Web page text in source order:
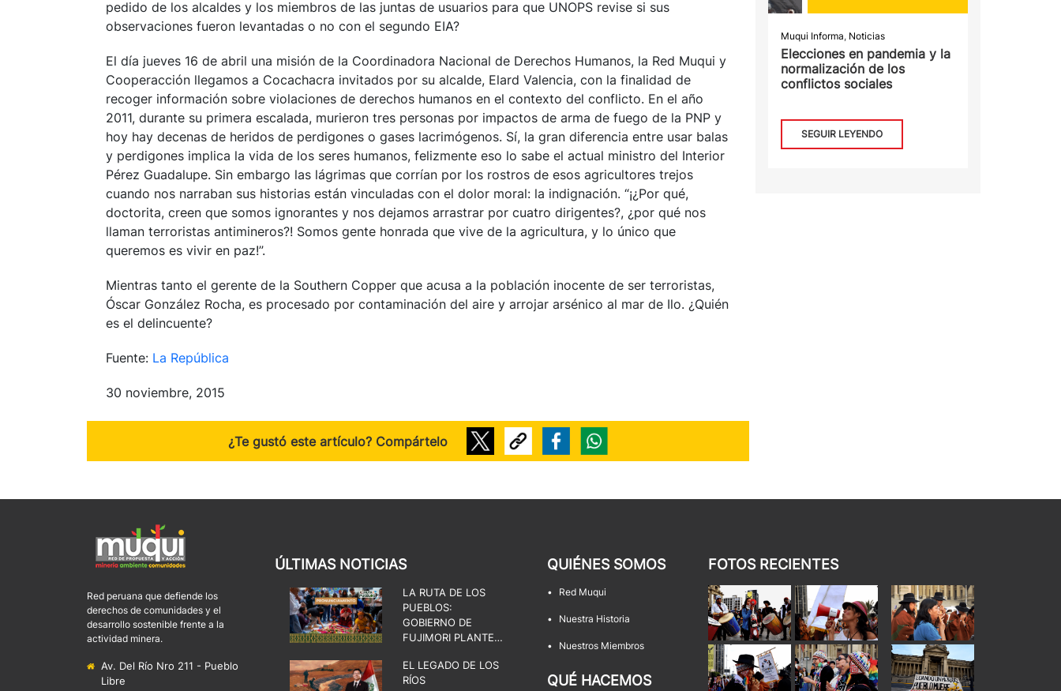
pedido de los alcaldes y los miembros de las juntas de usuarios para que UNOPS revise si sus
observaciones fueron levantadas o no con el segundo EIA?
El día jueves 16 de abril una misión de la Coordinadora Nacional de Derechos Humanos, la Red Muqui y
Cooperacción llegamos a Cocachacra invitados por su alcalde, Elard Valencia, con la finalidad de
recoger información sobre violaciones de derechos humanos en el contexto del conflicto. En el año
2011, durante su primera escalada, murieron tres personas por impactos de arma de fuego de la PNP y
hoy hay decenas de heridos de perdigones o gases lacrimógenos. Sí, la gran diferencia entre usar balas
y perdigones implica la vida de los seres humanos, felizmente eso lo sabe el actual ministro del Interior
Pérez Guadalupe. Sin embargo las lágrimas que corrían por los rostros de esos agricultores trejos
cuando nos narraban sus historias están vinculadas con el dolor moral: la indignación. “¡¿Por qué,
doctorita, creen que somos ignorantes y nos dejamos arrastrar por cuatro dirigentes?, ¿por qué nos
llaman terroristas antimineros?! Somos gente honrada que vive de la agricultura, y lo único que
queremos es vivir en paz!”.
Mientras tanto el gerente de la Southern Copper que acusa a la población inocente de ser terroristas,
Óscar González Rocha, es procesado por contaminación del aire y arrojar arsénico al mar de Ilo. ¿Quién
es el delincuente?
Fuente: La República
30 noviembre, 2015
¿Te gustó este artículo? Compártelo
Muqui Informa, Noticias
Elecciones en pandemia y la
normalización de los
SEGUIR LEYENDO
Red peruana que defiende los
derechos de comunidades y el
desarrollo sostenible frente a la
actividad minera.
Av. Del Río Nro 211 - Pueblo
Libre
ÚLTIMAS NOTICIAS
LA RUTA DE LOS
PUEBLOS:
GOBIERNO DE
FUJIMORI PLANTEA
EL ESTADO, LA
DEMOCRACIA Y LOS
EL LEGADO DE LOS
RÍOS
QUIÉNES SOMOS
• Red Muqui
• Nuestra Historia
• Nuestros Miembros
QUÉ HACEMOS
FOTOS RECIENTES